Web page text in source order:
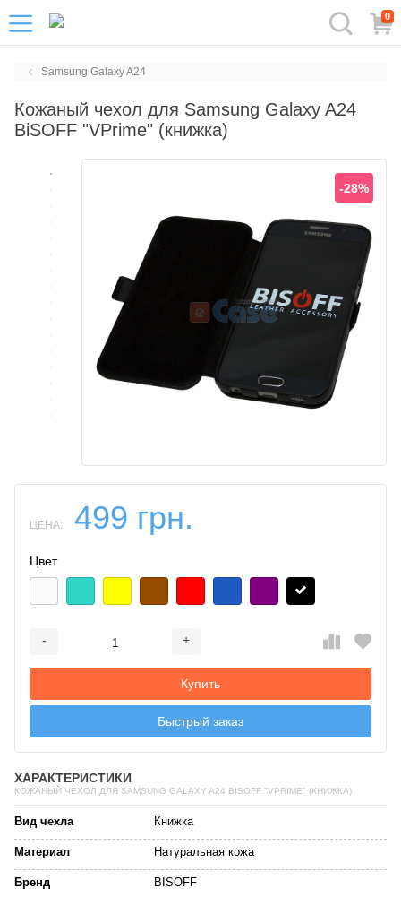
0
Samsung Galaxy A24
Кожаный чехол для Samsung Galaxy A24
BiSOFF "VPrime" (книжка)
-28%
ЦЕНА: 499 грн.
Цвет
- +
Купить
Быстрый заказ
ХАРАКТЕРИСТИКИ
КОЖАНЫЙ ЧЕХОЛ ДЛЯ SAMSUNG GALAXY A24 BISOFF "VPRIME" (КНИЖКА)
Вид чехла Книжка
Материал Натуральная кожа
Бренд BISOFF